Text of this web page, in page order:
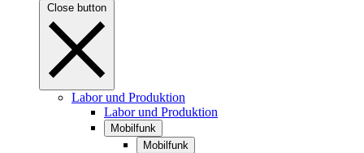
Close button
Labor und Produktion
Labor und Produktion
Mobilfunk
Mobilfunk